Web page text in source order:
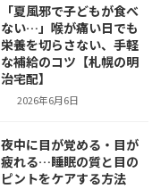
「夏風邪で子どもが食べ
ない…」喉が痛い日でも
栄養を切らさない、手軽
な補給のコツ【札幌の明
治宅配】
2026年6月6日
夜中に目が覚める・目が
疲れる…睡眠の質と目の
ピントをケアする方法